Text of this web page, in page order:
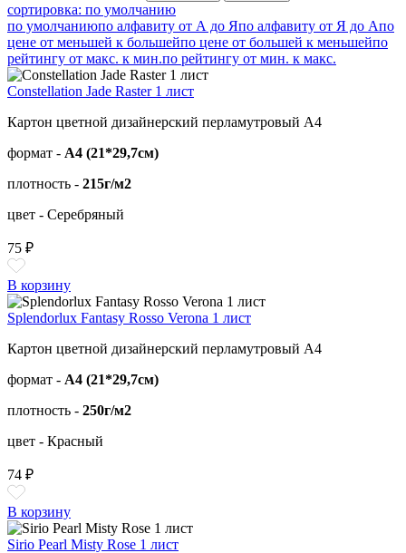
сортировка: по умолчанию
по умолчаниюпо алфавиту от А до Япо алфавиту от Я до Апо
цене от меньшей к большейпо цене от большей к меньшейпо
рейтингу от макс. к мин.по рейтингу от мин. к макс.
Constellation Jade Raster 1 лист
Картон цветной дизайнерский перламутровый А4
формат - А4 (21*29,7см)
плотность - 215г/м2
цвет - Серебряный
75 ₽
В корзину
Splendorlux Fantasy Rosso Verona 1 лист
Картон цветной дизайнерский перламутровый А4
формат - А4 (21*29,7см)
плотность - 250г/м2
цвет - Красный
74 ₽
В корзину
Sirio Pearl Misty Rose 1 лист